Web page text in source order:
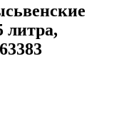
литра,